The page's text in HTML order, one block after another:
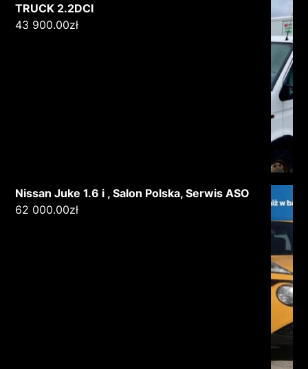
TRUCK 2.2DCI
43 900.00zł
Nissan Juke 1.6 i , Salon Polska, Serwis ASO
62 000.00zł